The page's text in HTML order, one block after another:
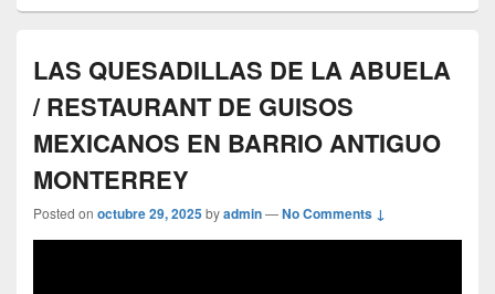
LAS QUESADILLAS DE LA ABUELA
/ RESTAURANT DE GUISOS
MEXICANOS EN BARRIO ANTIGUO
MONTERREY
Posted on octubre 29, 2025byadmin—No Comments ↓